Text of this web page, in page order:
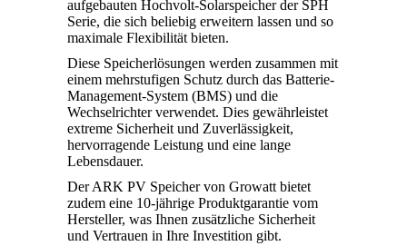
aufgebauten Hochvolt-Solarspeicher der SPH
Serie, die sich beliebig erweitern lassen und so
maximale Flexibilität bieten.
Diese Speicherlösungen werden zusammen mit
einem mehrstufigen Schutz durch das Batterie-
Management-System (BMS) und die
Wechselrichter verwendet. Dies gewährleistet
extreme Sicherheit und Zuverlässigkeit,
hervorragende Leistung und eine lange
Lebensdauer.
Der ARK PV Speicher von Growatt bietet
zudem eine 10-jährige Produktgarantie vom
Hersteller, was Ihnen zusätzliche Sicherheit
und Vertrauen in Ihre Investition gibt.